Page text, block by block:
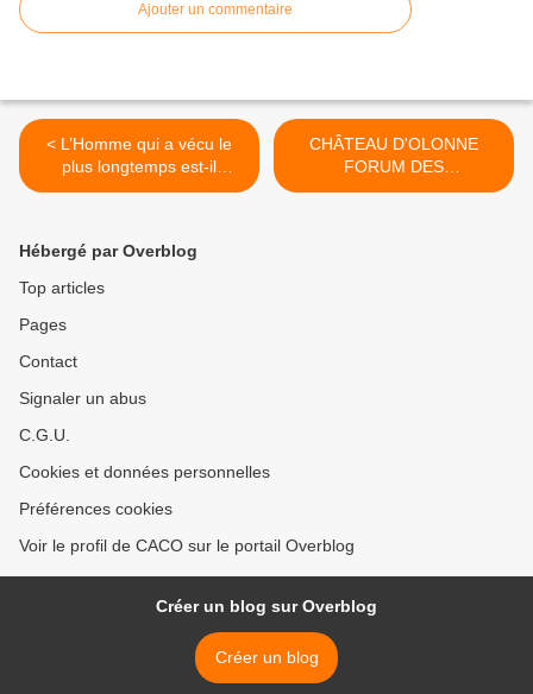
Ajouter un commentaire
< L’Homme qui a vécu le
plus longtemps est-il
castelolonnais (de Château
CHÂTEAU D'OLONNE
FORUM DES
ASSOCIATIONS SAMEDI
Hébergé par Overblog
Top articles
Pages
Contact
Signaler un abus
C.G.U.
Cookies et données personnelles
Préférences cookies
Voir le profil de CACO sur le portail Overblog
Créer un blog sur Overblog
Créer un blog